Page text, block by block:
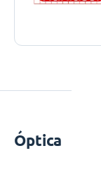
Óptica